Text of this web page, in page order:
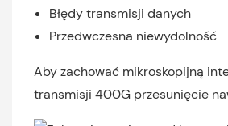
Błędy transmisji danych
Przedwczesna niewydolność
Aby zachować mikroskopijną
transmisji 400G przesunięcie